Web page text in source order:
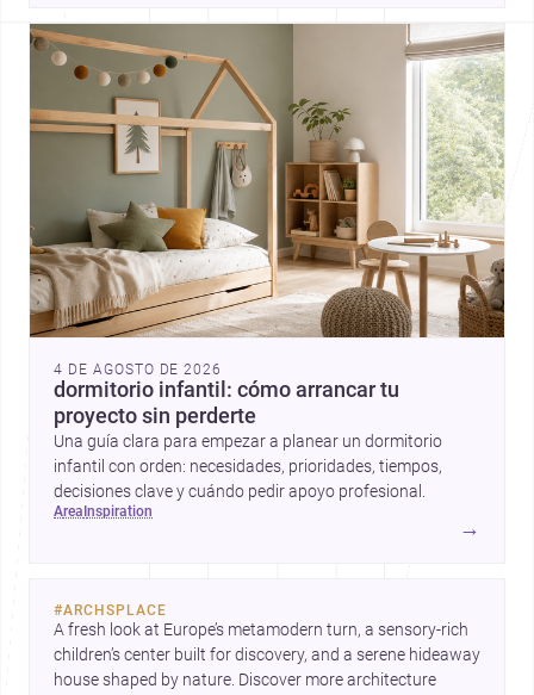
4 DE AGOSTO DE 2026
dormitorio infantil: cómo arrancar tu
proyecto sin perderte
Una guía clara para empezar a planear un dormitorio
infantil con orden: necesidades, prioridades, tiempos,
decisiones clave y cuándo pedir apoyo profesional.
area inspiration
→
#ARCHSPLACE
A fresh look at Europe’s metamodern turn, a sensory-rich
children’s center built for discovery, and a serene hideaway
house shaped by nature. Discover more architecture